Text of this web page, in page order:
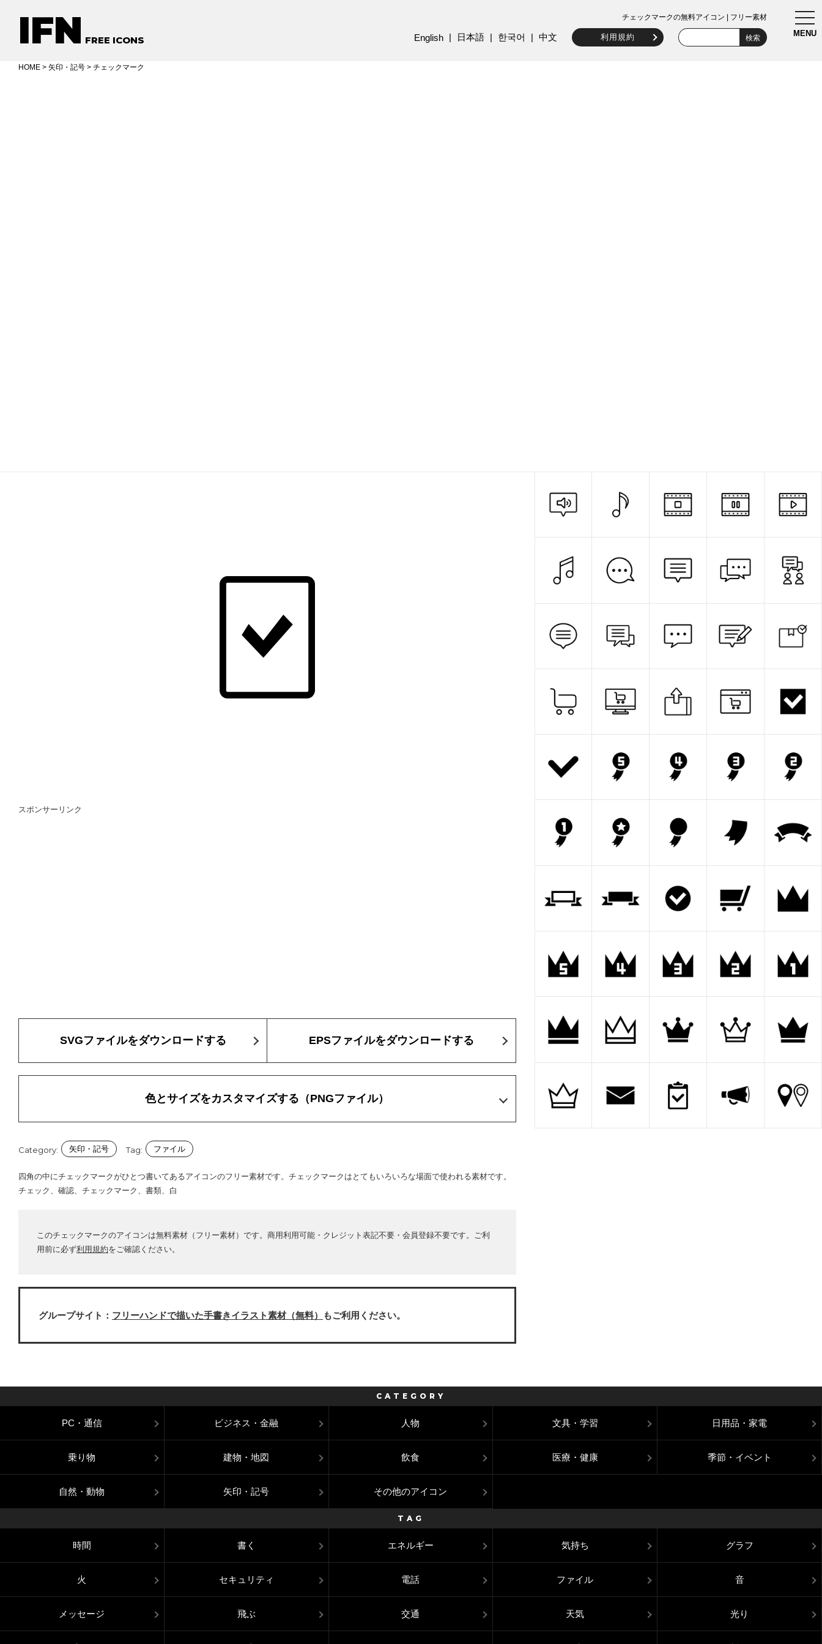
MENU
IFN FREE ICONS
チェックマークの無料アイコン | フリー素材
English 日本語 한국어 中文 利用規約
HOME > 矢印・記号 > チェックマーク
スポンサーリンク
SVGファイルをダウンロードする EPSファイルをダウンロードする
色とサイズをカスタマイズする （PNGファイル）
Category: 矢印・記号 Tag: ファイル
四角の中にチェックマークがひとつ書いてあるアイコンのフリー素材です。チェックマークはとてもいろいろな場面で使われる素材です。
チェック、確認、チェックマーク、書類、白
このチェックマークのアイコンは無料素材（フリー素材）です。商用利用可能・クレジット表記不要・会員登録不要です。ご利
用前に必ず利用規約をご確認ください。
グループサイト： フリーハンドで描いた手書きイラスト素材（無料） もご利用ください。
CATEGORY
PC・通信 ビジネス・金融 人物 文具・学習 日用品・家電
乗り物 建物・地図 飲食 医療・健康 季節・イベント
自然・動物 矢印・記号 その他のアイコン
TAG
時間 書く エネルギー 気持ち グラフ
火 セキュリティ 電話 ファイル 音
メッセージ 飛ぶ 交通 天気 光り